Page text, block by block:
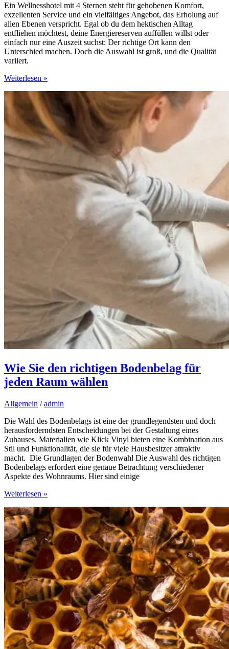
Ein Wellnesshotel mit 4 Sternen steht für gehobenen Komfort,
exzellenten Service und ein vielfältiges Angebot, das Erholung auf
allen Ebenen verspricht. Egal ob du dem hektischen Alltag
entfliehen möchtest, deine Energiereserven auffüllen willst oder
einfach nur eine Auszeit suchst: Der richtige Ort kann den
Unterschied machen. Doch die Auswahl ist groß, und die Qualität
variiert.
Auszeit
die
Reiseziele,
die
Entspannung
garantieren
Weiterlesen »
Wie Sie den richtigen Bodenbelag für
jeden Raum wählen
Allgemein /admin
Die Wahl des Bodenbelags ist eine der grundlegendsten und doch
herausforderndsten Entscheidungen bei der Gestaltung eines
Zuhauses. Materialien wie Klick Vinyl bieten eine Kombination aus
Stil und Funktionalität, die sie für viele Hausbesitzer attraktiv
macht. Die Grundlagen der Bodenwahl Die Auswahl des richtigen
Bodenbelags erfordert eine genaue Betrachtung verschiedener
Aspekte des Wohnraums. Hier sind einige
Wie
den
richtigen
Bodenbelag
für
jeden
Raum
wählen
Weiterlesen »